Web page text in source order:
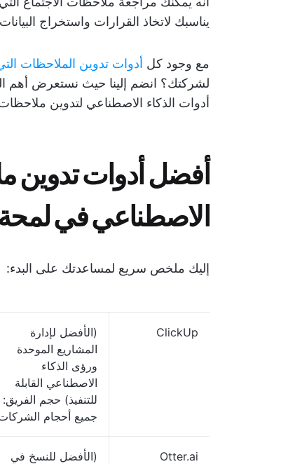
يناسبك لاتخاذ القرارات واستخراج البيانات
مع وجود كل أدوات تدوين الملاحظات
لشركتك؟ انضم إلينا حيث نستعرض أهم
أدوات الذكاء الاصطناعي لتدوين
أفضل أدوات تدوين
الاصطناعي في
إليك ملخص سريع لمساعدتك على البدء:
ClickUp
(الأفضل لإدارة
المشاريع الموحدة
ورؤى الذكاء
الاصطناعي القابلة
للتنفيذ) حجم الفريق:
جميع أحجام
Otter.ai
(الأفضل للنسخ في